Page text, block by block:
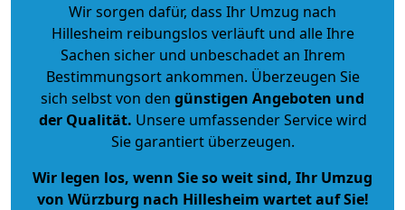
Wir sorgen dafür, dass Ihr Umzug nach
Hillesheim reibungslos verläuft und alle Ihre
Sachen sicher und unbeschadet an Ihrem
Bestimmungsort ankommen. Überzeugen Sie
sich selbst von den günstigen Angeboten und
der Qualität. Unsere umfassender Service wird
Sie garantiert überzeugen.
Wir legen los, wenn Sie so weit sind, Ihr Umzug
von Würzburg nach Hillesheim wartet auf Sie!